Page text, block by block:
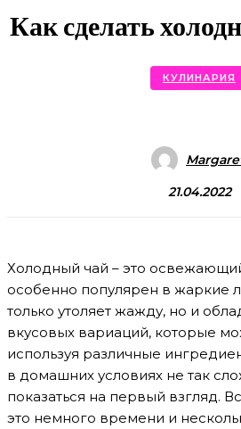
Как сделать
КУЛИНАРИЯ
21.04.2022
Холодный чай – это
особенно популярен в жаркие
только утоляет жажду, но и
вкусовых вариаций, которые
используя различные
в домашних условиях не так
показаться на первый взгляд.
это немного времени и